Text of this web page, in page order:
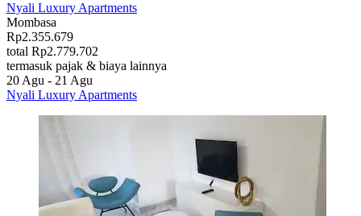
Nyali Luxury Apartments
Mombasa
Rp2.355.679
total Rp2.779.702
termasuk pajak & biaya lainnya
20 Agu - 21 Agu
Nyali Luxury Apartments